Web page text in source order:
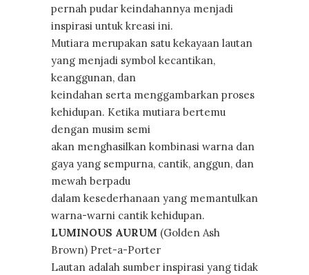
pernah pudar keindahannya menjadi
inspirasi untuk kreasi ini.
Mutiara merupakan satu kekayaan lautan
yang menjadi symbol kecantikan,
keanggunan, dan
keindahan serta menggambarkan proses
kehidupan. Ketika mutiara bertemu
dengan musim semi
akan menghasilkan kombinasi warna dan
gaya yang sempurna, cantik, anggun, dan
mewah berpadu
dalam kesederhanaan yang memantulkan
warna-warni cantik kehidupan.
LUMINOUS AURUM (Golden Ash
Brown) Pret-a-Porter
Lautan adalah sumber inspirasi yang tidak